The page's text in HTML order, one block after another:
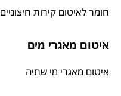
חומר לאיטום קירות חיצוניים
איטום מאגרי מים
איטום מאגרי מי שתיה